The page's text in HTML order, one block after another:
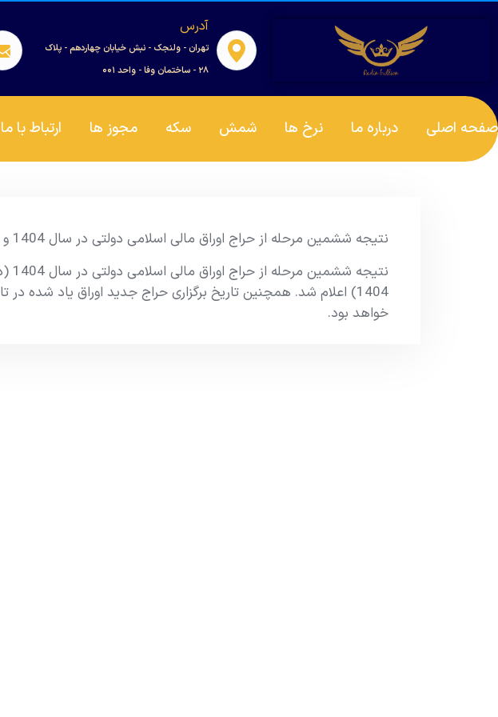
آدرس
تهران - ولنجک - نبش خیابان چهاردهم - پلاک
۲۸ - ساختمان وفا - واحد ۰۰۱
صفحه اصلی درباره ما نرخ ها شمش سکه مجوز ها ارتباط با ما
نتیجه ششمین مرحله از حراج اوراق مالی اسلامی دولتی در سال 1404 و تاریخ برگزاري حراج هفتم
خواهد بود.